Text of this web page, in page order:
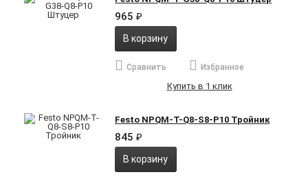
965₽
В корзину
Сравнить Избранное
Купить в 1 клик
Festo NPQM-T-Q8-S8-P10 Тройник
845₽
В корзину